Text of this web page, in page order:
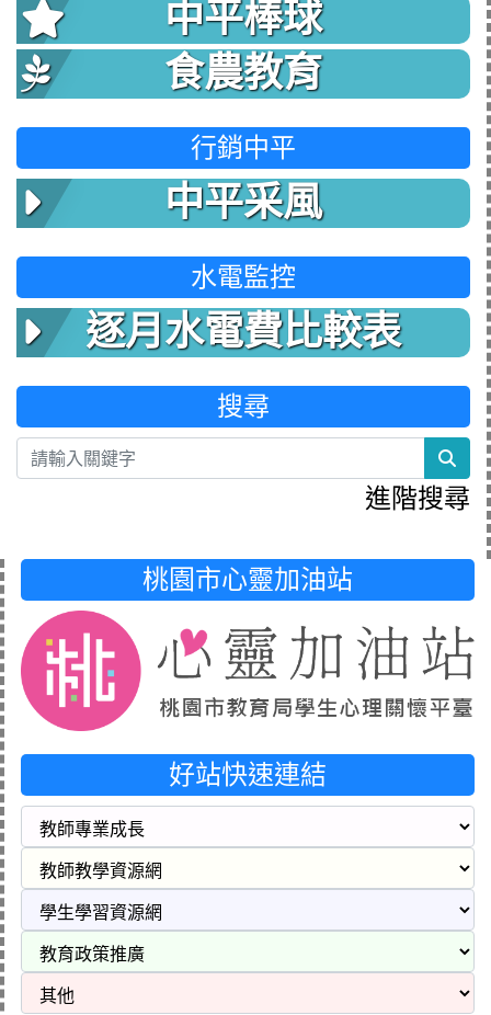
中平棒球
食農教育
行銷中平
中平采風
水電監控
逐月水電費比較表
搜尋
進階搜尋
桃園市心靈加油站
好站快速連結